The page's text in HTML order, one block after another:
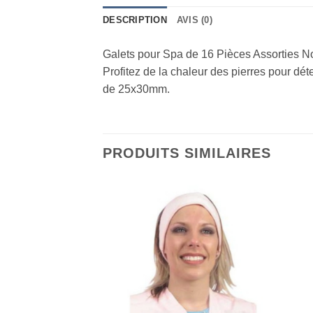
DESCRIPTION AVIS (0)
Galets pour Spa de 16 Pièces Assorties
Profitez de la chaleur des pierres pour
de 25x30mm.
PRODUITS SIMILAIRES